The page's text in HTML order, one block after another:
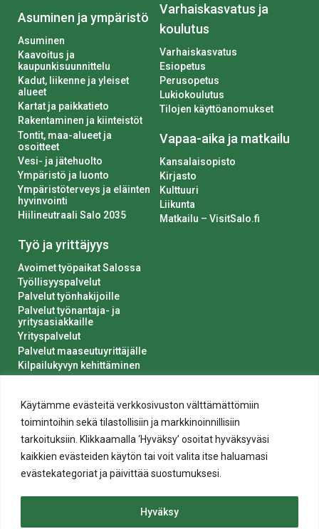
Käytämme evästeitä verkkosivuston välttämättömiin
toimintoihin sekä tilastollisiin ja markkinoinnillisiin
tarkoituksiin. Klikkaamalla ‘Hyväksy’ osoitat hyväksyväsi
kaikkien evästeiden käytön tai voit valita itse haluamasi
evästekategoriat ja päivittää suostumuksesi.
Hyväksy
Asuminen ja ympäristö
Asuminen
Kaavoitus ja
kaupunkisuunnittelu
Kadut, liikenne ja yleiset
alueet
Kartat ja paikkatieto
Rakentaminen ja kiinteistöt
Tontit, maa-alueet ja
osoitteet
Vesi- ja jätehuolto
Ympäristö ja luonto
Ympäristöterveys ja eläinten
hyvinvointi
Hiilineutraali Salo 2035
Työ ja yrittäjyys
Avoimet työpaikat Salossa
Työllisyyspalvelut
Palvelut työnhakijoille
Palvelut työnantaja- ja
yritysasiakkaille
Yrityspalvelut
Palvelut maaseutuyrittäjälle
Kilpailukyvyn kehittäminen
Varhaiskasvatus ja
koulutus
Varhaiskasvatus
Esiopetus
Perusopetus
Lukiokoulutus
Tilojen käyttöanomukset
Vapaa-aika ja matkailu
Kansalaisopisto
Kirjasto
Kulttuuri
Liikunta
Matkailu – VisitSalo.fi